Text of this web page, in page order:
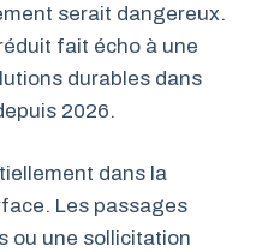
serait dangereux.
fait écho à une
durables dans
2026.
dans la
Les passages
ou une sollicitation